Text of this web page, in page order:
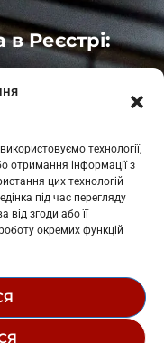
технології,
отримання інформації з
цих технологій
під час перегляду
від згоди або її
окремих функцій
в Реєстрі: